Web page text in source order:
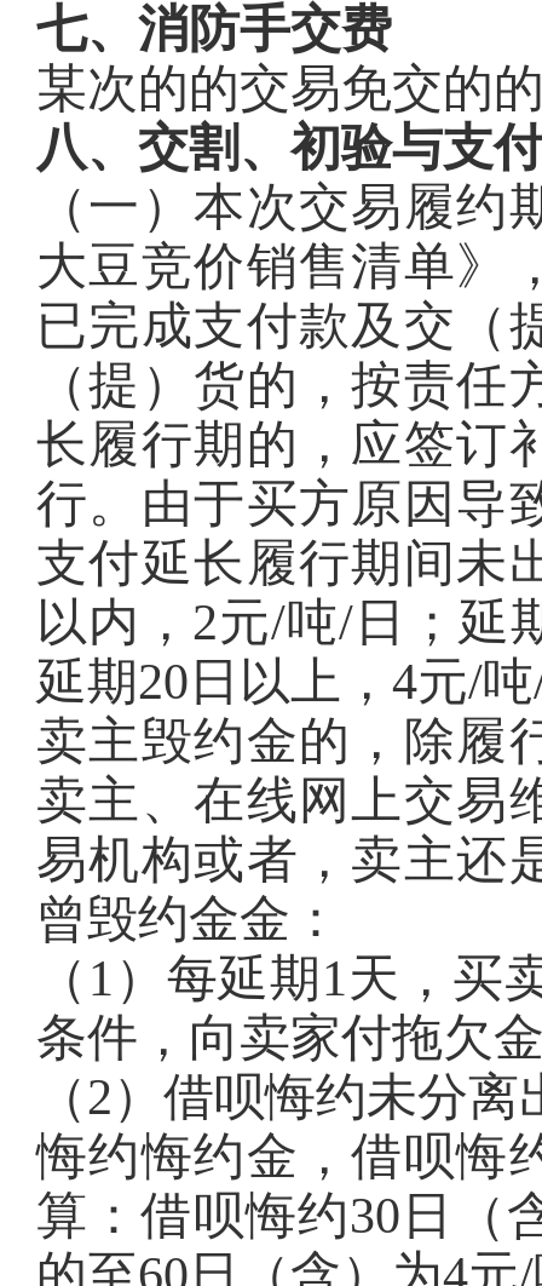
七、消防手交费
某次的的交易免交的
八、交割、初验与支
（一）本次交易履
大豆竞价销售清单》
已完成支付款及交（
（提）货的，按责
长履行期的，应签订
行。由于买方原因导
支付延长履行期间未
以内，2元/吨/日；延
延期20日以上，4元/
卖主毁约金的，除履
卖主、在线网上交易
易机构或者，卖主还
曾毁约金金：
（1）每延期1天，
条件，向卖家付拖欠
（2）借呗悔约未分
悔约悔约金，借呗悔
算：借呗悔约30日（